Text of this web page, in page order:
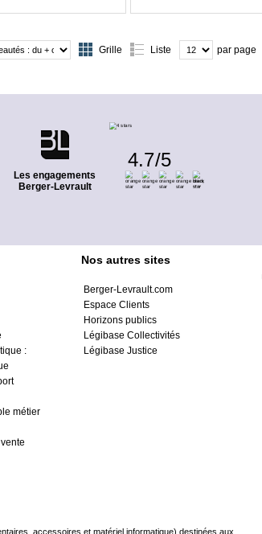
par page
Grille Liste
Les engagements
Berger-Levrault
4.7/5
:
métier
Nos autres sites
Berger-Levrault.com
Espace Clients
Horizons publics
Légibase Collectivités
Légibase Justice
accessoires et matériel informatique) destinées aux